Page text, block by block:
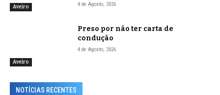
Aveiro 4 de Agosto, 2026
Aveiro
Preso por não ter carta de
condução
4 de Agosto, 2026
NOTÍCIAS RECENTES